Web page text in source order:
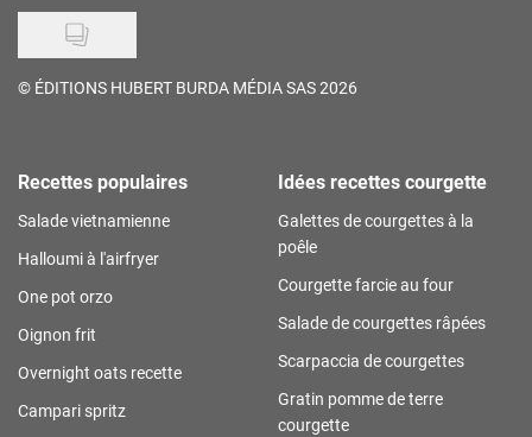
© ÉDITIONS HUBERT BURDA MÉDIA SAS 2026
Recettes populaires
Salade vietnamienne
Halloumi à l'airfryer
One pot orzo
Oignon frit
Overnight oats recette
Campari spritz
Idées recettes courgette
Galettes de courgettes à la
poêle
Courgette farcie au four
Salade de courgettes râpées
Scarpaccia de courgettes
Gratin pomme de terre
courgette